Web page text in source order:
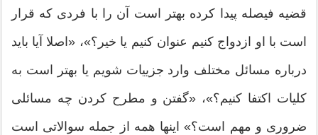
قضیه فیصله پیدا كرده بهتر است آن را با فردی كه قرار
است با او ازدواج كنیم عنوان كنیم یا خیر؟»، «اصلا آیا باید
درباره مسائل مختلف وارد جزییات شویم یا بهتر است به
كلیات اكتفا كنیم؟»، «گفتن و مطرح كردن چه مسائلی
ضروری و مهم است؟» اینها همه از جمله سوالاتی است